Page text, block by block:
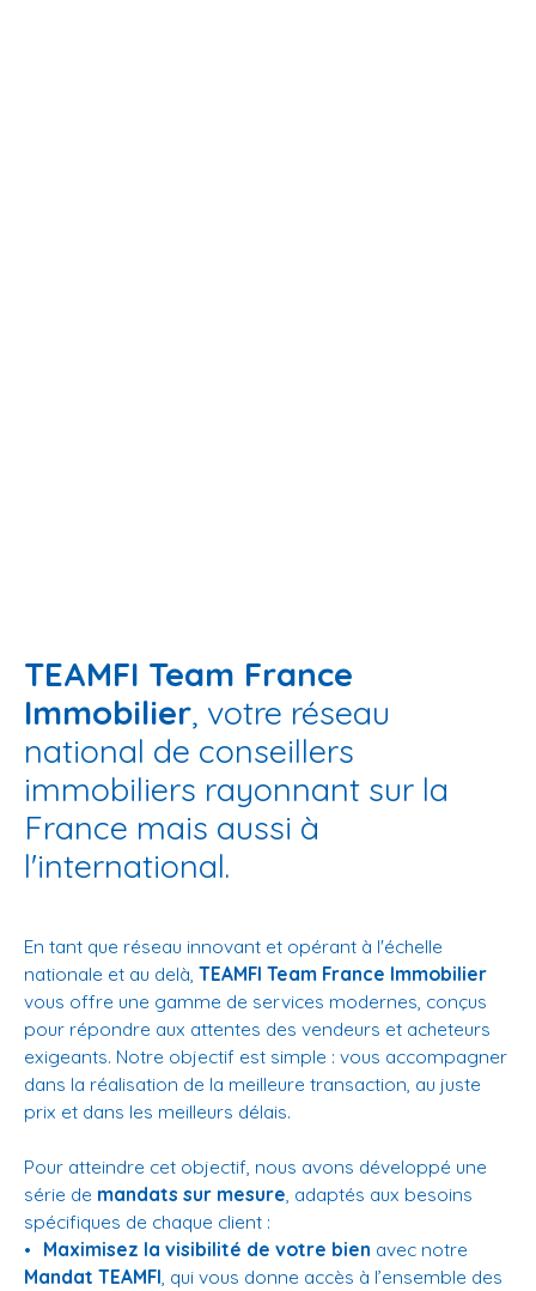
TEAMFI Team France
Immobilier, votre réseau
national de conseillers
immobiliers rayonnant sur la
France mais aussi à
l'international.
En tant que réseau innovant et opérant à l'échelle
nationale et au delà, TEAMFI Team France Immobilier
vous offre une gamme de services modernes, conçus
pour répondre aux attentes des vendeurs et acheteurs
exigeants. Notre objectif est simple : vous accompagner
dans la réalisation de la meilleure transaction, au juste
prix et dans les meilleurs délais.
Pour atteindre cet objectif, nous avons développé une
série de mandats sur mesure, adaptés aux besoins
spécifiques de chaque client :
Maximisez la visibilité de votre bien avec notre
Mandat TEAMFI, qui vous donne accès à l’ensemble des